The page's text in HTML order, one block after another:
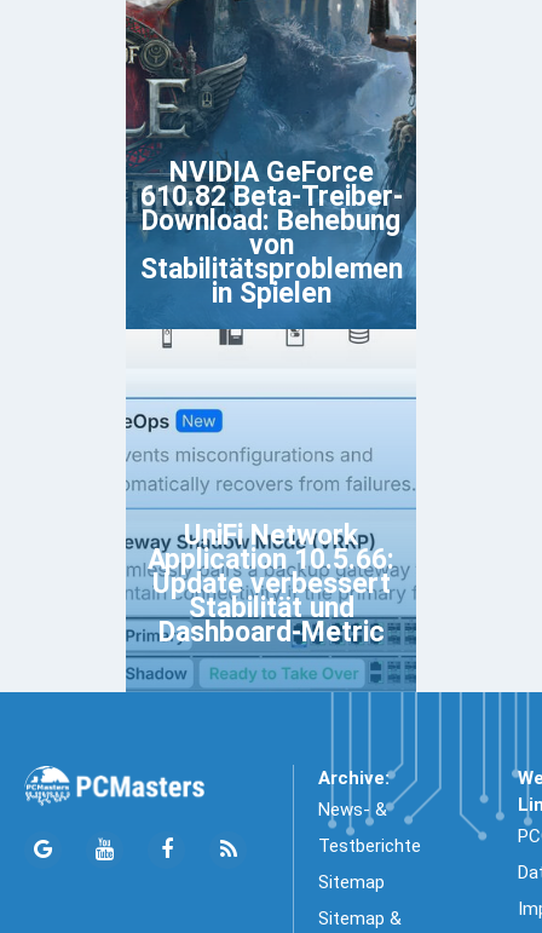
NVIDIA GeForce
610.82 Beta-Treiber-
Download: Behebung
von
Stabilitätsproblemen
in Spielen
UniFi Network
Application 10.5.66:
Update verbessert
Stabilität und
Dashboard-Metric
Archive:
News- &
Testberichte
Sitemap
Sitemap &